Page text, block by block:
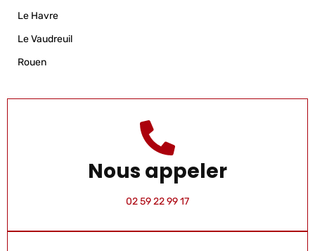
Le Havre
Le Vaudreuil
Rouen
Nous appeler
02 59 22 99 17